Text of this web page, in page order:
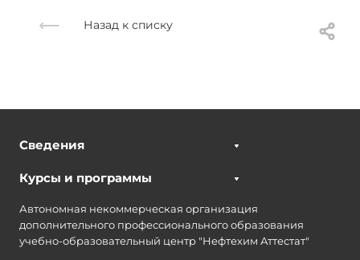
Назад к списку
Сведения
Курсы и программы
Автономная некоммерческая организация
дополнительного профессионального образования
учебно-образовательный центр "Нефтехим Аттестат"